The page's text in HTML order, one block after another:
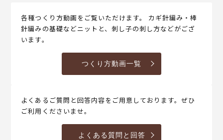
各種つくり方動画をご覧いただけます。 カギ針編み・棒
針編みの基礎などニットと、刺し子の刺し方などがござ
います。
つくり方動画一覧
よくあるご質問と回答内容をご用意しております。ぜひ
ご利用くださいませ。
よくある質問と回答